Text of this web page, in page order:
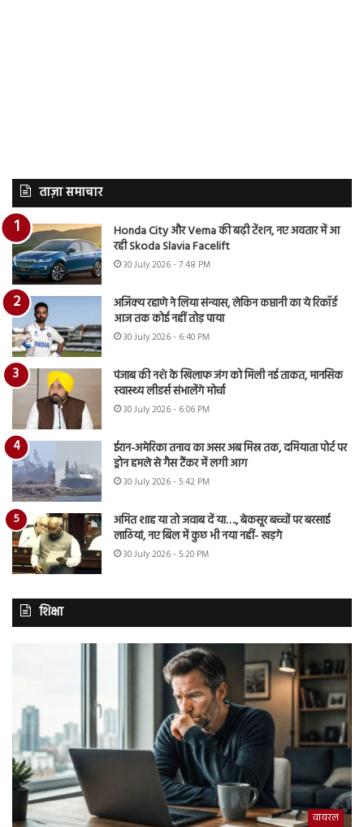
ताज़ा समाचार
Honda City और Verna की बढ़ी टेंशन, नए अवतार में आ
रही Skoda Slavia Facelift
30 July 2026 - 7:48 PM
अजिंक्य रहाणे ने लिया संन्यास, लेकिन कप्तानी का ये रिकॉर्ड
आज तक कोई नहीं तोड़ पाया
30 July 2026 - 6:40 PM
पंजाब की नशे के खिलाफ जंग को मिली नई ताकत, मानसिक
स्वास्थ्य लीडर्स संभालेंगे मोर्चा
30 July 2026 - 6:06 PM
ईरान-अमेरिका तनाव का असर अब मिस्र तक, दमियाता पोर्ट पर
ड्रोन हमले से गैस टैंकर में लगी आग
30 July 2026 - 5:42 PM
अमित शाह या तो जवाब दें या…., बेकसूर बच्चों पर बरसाई
लाठियां, नए बिल में कुछ भी नया नहीं- खड़गे
30 July 2026 - 5:20 PM
शिक्षा
वायरल